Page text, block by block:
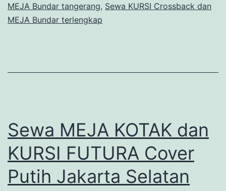
MEJA Bundar tangerang, Sewa KURSI Crossback dan
MEJA Bundar terlengkap
Sewa MEJA KOTAK dan
KURSI FUTURA Cover
Putih Jakarta Selatan